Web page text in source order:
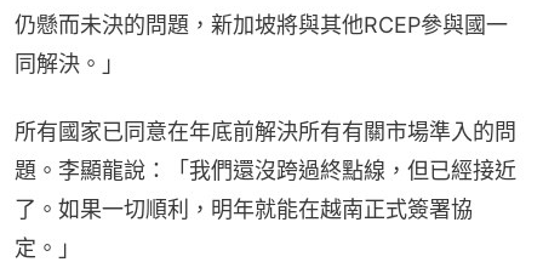
仍懸而未決的問題，新加坡將與其他RCEP參與國一
同解決。」
所有國家已同意在年底前解決所有有關市場準入的問
題。李顯龍說：「我們還沒跨過終點線，但已經接近
了。如果一切順利，明年就能在越南正式簽署協
定。」